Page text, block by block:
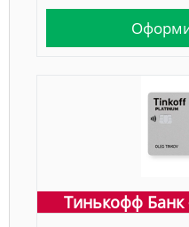
Тинькофф Банк